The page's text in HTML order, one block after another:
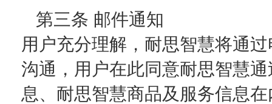
第三条 邮件通知
用户充分理解，耐思智慧将通
沟通，用户在此同意耐思智慧
息、耐思智慧商品及服务信息